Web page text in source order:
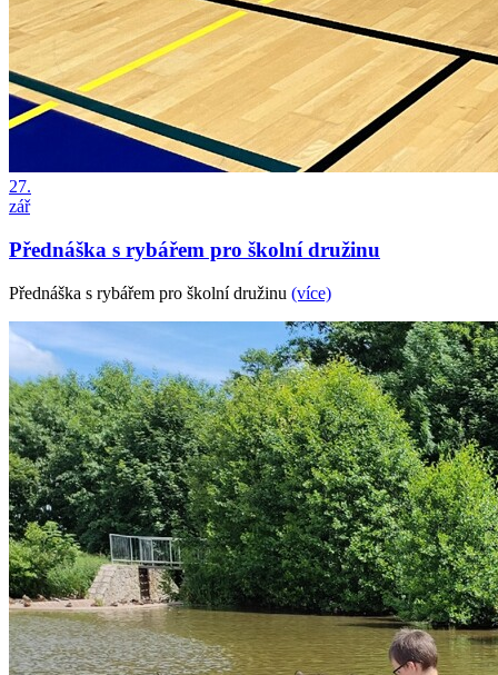
27.
zář
Přednáška s rybářem pro školní družinu
Přednáška s rybářem pro školní družinu (více)